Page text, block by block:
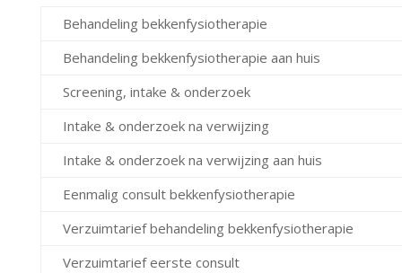
Behandeling bekkenfysiotherapie
Behandeling bekkenfysiotherapie aan huis
Screening, intake & onderzoek
Intake & onderzoek na verwijzing
Intake & onderzoek na verwijzing aan huis
Eenmalig consult bekkenfysiotherapie
Verzuimtarief behandeling bekkenfysiotherapie
Verzuimtarief eerste consult